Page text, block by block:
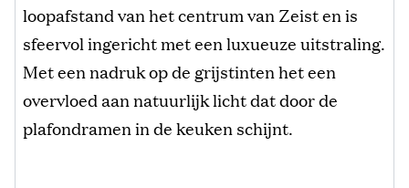
loopafstand van het centrum van Zeist en is
sfeervol ingericht met een luxueuze uitstraling.
Met een nadruk op de grijstinten het een
overvloed aan natuurlijk licht dat door de
plafondramen in de keuken schijnt.